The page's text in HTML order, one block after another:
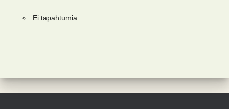
Ei tapahtumia